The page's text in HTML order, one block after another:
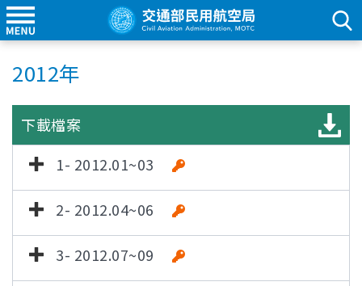
2012年
下載檔案
1- 2012.01~03
2- 2012.04~06
3- 2012.07~09